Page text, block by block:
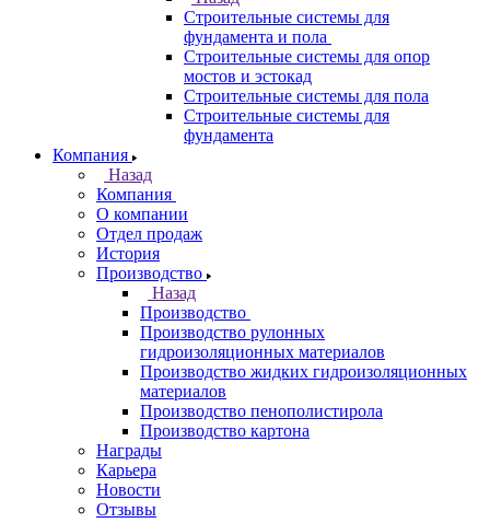
Строительные системы для
фундамента и пола
Строительные системы для опор
мостов и эстокад
Строительные системы для пола
Строительные системы для
фундамента
Компания
Назад
Компания
О компании
Отдел продаж
История
Производство
Назад
Производство
Производство рулонных
гидроизоляционных материалов
Производство жидких гидроизоляционных
материалов
Производство пенополистирола
Производство картона
Награды
Карьера
Новости
Отзывы